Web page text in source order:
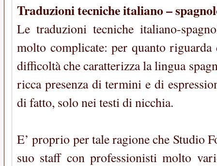
Traduzioni tecniche italiano –
Le traduzioni tecniche italiano-
molto complicate: per quanto
difficoltà che caratterizza la lingua
ricca presenza di termini e di
di fatto, solo nei testi di nicchia.
E’ proprio per tale ragione che Studio
suo staff con professionisti molto